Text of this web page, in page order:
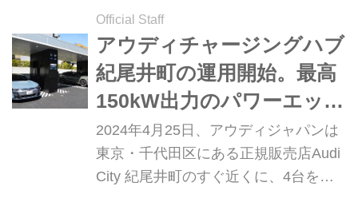
Official Staff
アウディチャージングハブ
紀尾井町の運用開始。最高
150kW出力のパワーエック
ス製蓄電池型急速充電器を
採用
2024年4月25日、アウディジャパンは
東京・千代田区にある正規販売店Audi
City 紀尾井町のすぐ近くに、4台を同